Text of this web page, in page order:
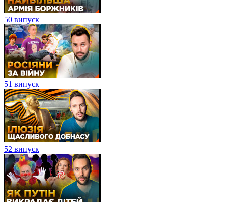
50 випуск
51 випуск
52 випуск